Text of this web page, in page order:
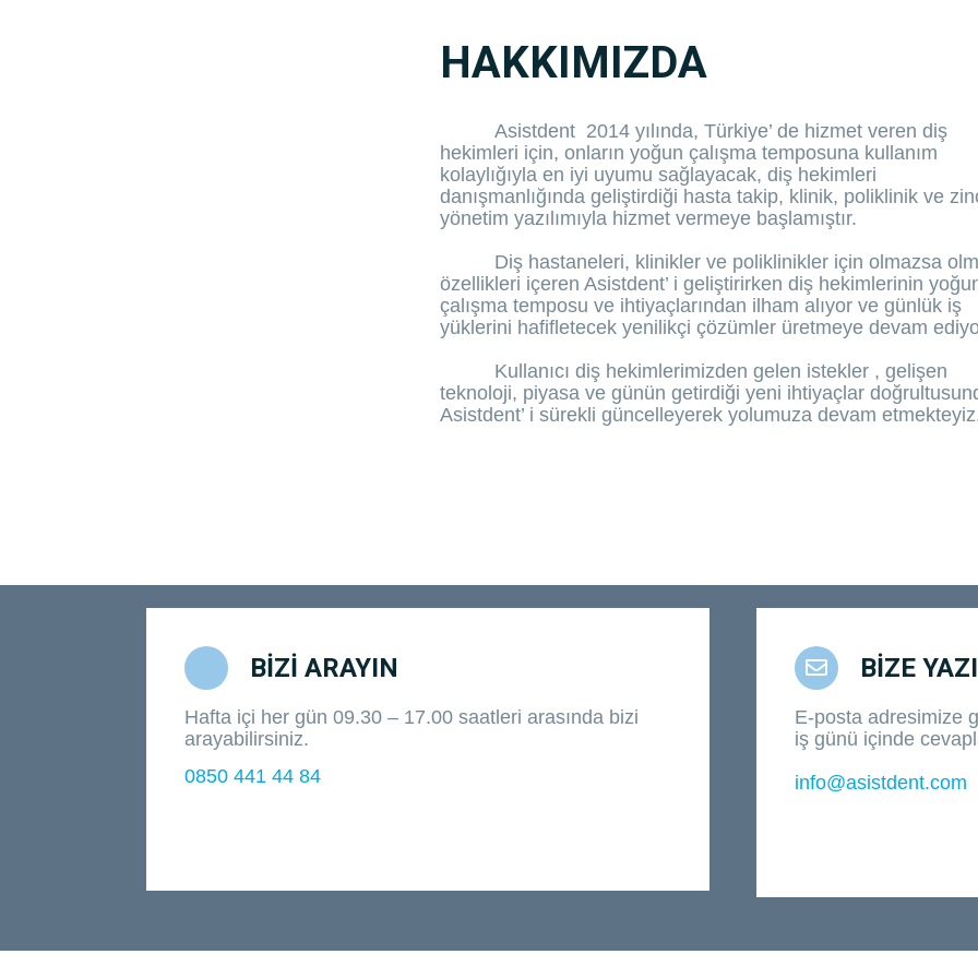
HAKKIMIZDA
Asistdent 2014 yılında, Türkiye’ de hizmet veren diş
hekimleri için, onların yoğun çalışma temposuna kullanım
kolaylığıyla en iyi uyumu sağlayacak, diş hekimleri
danışmanlığında geliştirdiği hasta takip, klinik, poliklinik ve
yönetim yazılımıyla hizmet vermeye başlamıştır.
Diş hastaneleri, klinikler ve poliklinikler için olmazsa
özellikleri içeren Asistdent’ i geliştirirken diş hekimlerinin
çalışma temposu ve ihtiyaçlarından ilham alıyor ve günlük iş
yüklerini hafifletecek yenilikçi çözümler üretmeye devam
Kullanıcı diş hekimlerimizden gelen istekler , gelişen
teknoloji, piyasa ve günün getirdiği yeni ihtiyaçlar
Asistdent’ i sürekli güncelleyerek yolumuza devam
BİZİ ARAYIN
Hafta içi her gün 09.30 – 17.00 saatleri arasında bizi
arayabilirsiniz.
0850 441 44 84
BİZE
E-posta adresimize
iş günü içinde
info@asistdent.com